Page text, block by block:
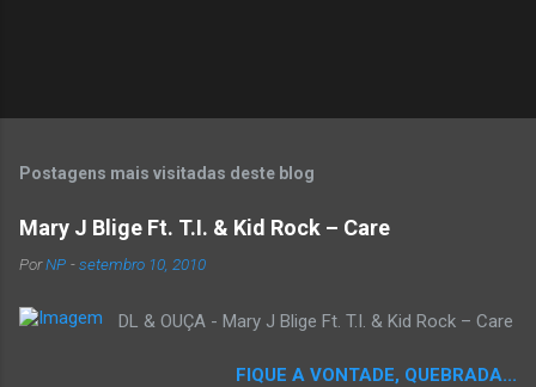
t
u
m
m
Postagens mais visitadas deste blog
Mary J Blige Ft. T.I. & Kid Rock – Care
PorNP -setembro 10, 2010
DL & OUÇA - Mary J Blige Ft. T.I. & Kid Rock – Care
FIQUE A VONTADE, QUEBRADA...